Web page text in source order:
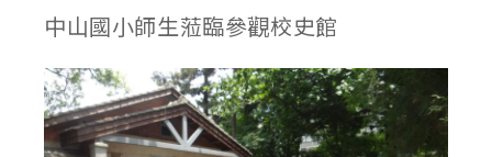
中山國小師生蒞臨參觀校史館